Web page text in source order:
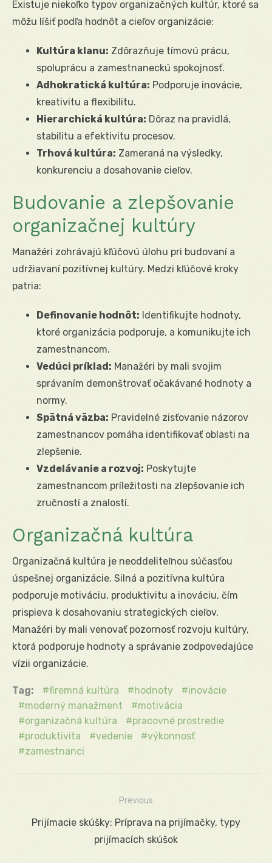
Existuje niekoľko typov organizačných kultúr, ktoré sa
môžu líšiť podľa hodnôt a cieľov organizácie:
Kultúra klanu: Zdôrazňuje tímovú prácu,
spoluprácu a zamestnaneckú spokojnosť.
Adhokratická kultúra: Podporuje inovácie,
kreativitu a flexibilitu.
Hierarchická kultúra: Dôraz na pravidlá,
stabilitu a efektivitu procesov.
Trhová kultúra: Zameraná na výsledky,
konkurenciu a dosahovanie cieľov.
Budovanie a zlepšovanie
organizačnej kultúry
Manažéri zohrávajú kľúčovú úlohu pri budovaní a
udržiavaní pozitívnej kultúry. Medzi kľúčové kroky
patria:
Definovanie hodnôt: Identifikujte hodnoty,
ktoré organizácia podporuje, a komunikujte ich
zamestnancom.
Vedúci príklad: Manažéri by mali svojim
správaním demonštrovať očakávané hodnoty a
normy.
Spätná väzba: Pravidelné zisťovanie názorov
zamestnancov pomáha identifikovať oblasti na
zlepšenie.
Vzdelávanie a rozvoj: Poskytujte
zamestnancom príležitosti na zlepšovanie ich
zručností a znalostí.
Organizačná kultúra
Organizačná kultúra je neoddeliteľnou súčasťou
úspešnej organizácie. Silná a pozitívna kultúra
podporuje motiváciu, produktivitu a inováciu, čím
prispieva k dosahovaniu strategických cieľov.
Manažéri by mali venovať pozornosť rozvoju kultúry,
ktorá podporuje hodnoty a správanie zodpovedajúce
vízii organizácie.
Tag: firemná kultúra hodnoty
inovácie
moderný manažment
motivácia
organizačná kultúra
pracovné prostredie
produktivita
vedenie
výkonnosť
zamestnanci
Navigácia
Previous
Previous
Prijímacie skúšky: Príprava na prijímačky, typy
prijímacích skúšok